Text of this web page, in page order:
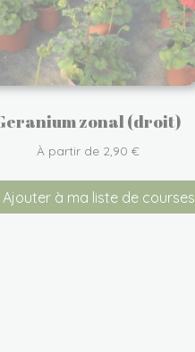
zonal (droit)
À partir de 2,90 €
Ajouter à ma liste de courses